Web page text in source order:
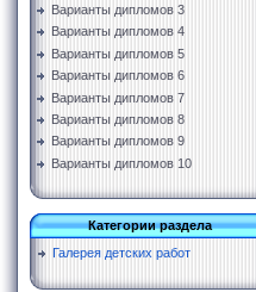
Варианты дипломов 3
Варианты дипломов 4
Варианты дипломов 5
Варианты дипломов 6
Варианты дипломов 7
Варианты дипломов 8
Варианты дипломов 9
Варианты дипломов 10
Категории раздела
Галерея детских работ